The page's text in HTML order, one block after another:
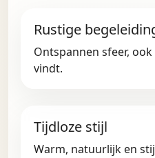
Rustige
Ontspannen sfeer,
vindt.
Tijdloze stijl
Warm, natuurlijk en